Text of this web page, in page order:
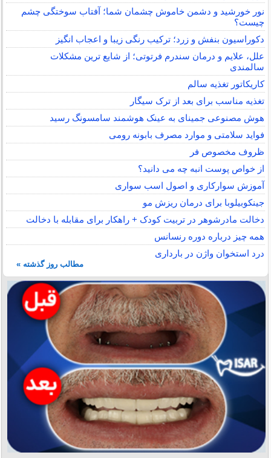
نور خورشید و دشمن خاموش چشمان شما؛ آفتاب سوختگی چشم
چیست؟
دکوراسیون بنفش و زرد؛ ترکیب رنگی زیبا و اعجاب انگیز
علل، علایم و درمان سندرم فرتوتی؛ از شایع ترین مشکلات
سالمندی
کاریکاتور تغذیه سالم
تغذیه مناسب برای بعد از ترک سیگار
هوش مصنوعی جمینای به عینک هوشمند سامسونگ رسید
فواید سلامتی و موارد مصرف بابونه رومی
ظروف مخصوص فر
از خواص پوست انبه چه می دانید؟
آموزش سوارکاری و اصول اسب سواری
جینکوبیلوبا برای درمان ریزش مو
دخالت مادرشوهر در تربیت کودک + راهکار برای مقابله با دخالت
همه چیز درباره دوره رنسانس
درد استخوان واژن در بارداری
مطالب روز گذشته »